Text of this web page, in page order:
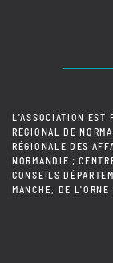
L'ASSOCIATION EST
RÉGIONAL DE
RÉGIONALE DES
NORMANDIE ;
CONSEILS
MANCHE, DE